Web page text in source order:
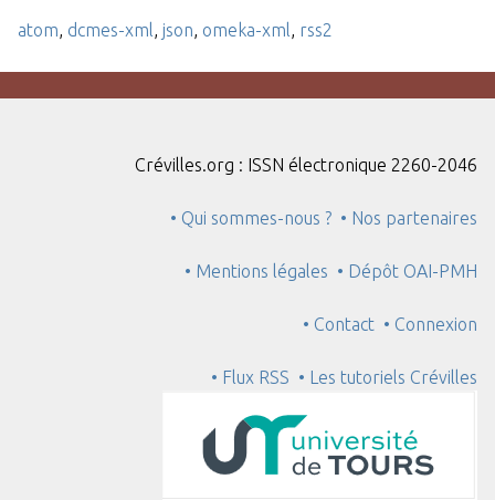
atom dcmes-xml json omeka-xml rss2
Crévilles.org : ISSN électronique 2260-2046
• Qui sommes-nous ? • Nos partenaires
• Mentions légales • Dépôt OAI-PMH
• Contact • Connexion
• Flux RSS • Les tutoriels Crévilles